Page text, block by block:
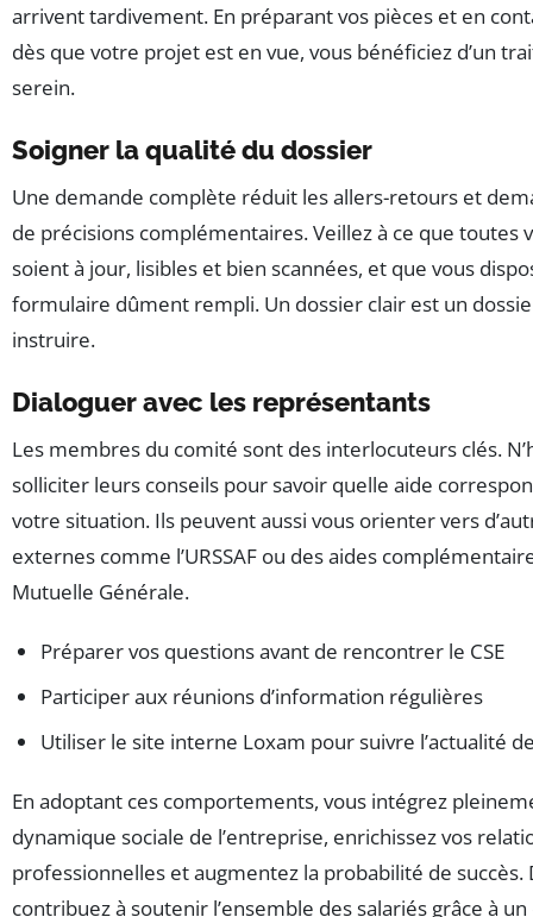
arrivent tardivement. En préparant vos pièces et en
dès que votre projet est en vue, vous bénéficiez d’un
serein.
Soigner la qualité du dossier
Une demande complète réduit les allers-retours et
de précisions complémentaires. Veillez à ce que toutes
soient à jour, lisibles et bien scannées, et que vous
formulaire dûment rempli. Un dossier clair est un
instruire.
Dialoguer avec les représentants
Les membres du comité sont des interlocuteurs clés.
solliciter leurs conseils pour savoir quelle aide
votre situation. Ils peuvent aussi vous orienter vers
externes comme l’URSSAF ou des aides
Mutuelle Générale.
Préparer vos questions avant de rencontrer le CSE
Participer aux réunions d’information régulières
Utiliser le site interne Loxam pour suivre l’actualité
En adoptant ces comportements, vous intégrez
dynamique sociale de l’entreprise, enrichissez vos
professionnelles et augmentez la probabilité de succès.
contribuez à soutenir l’ensemble des salariés grâce à